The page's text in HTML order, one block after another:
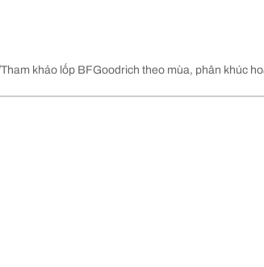
Tham khảo lốp BFGoodrich theo mùa, phân khúc